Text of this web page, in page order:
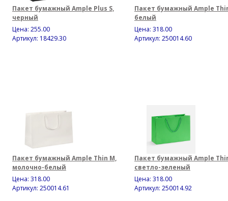
Пакет бумажный Ample Plus S,
черный
Цена: 255.00
Артикул: 18429.30
Пакет бумажный Ample
белый
Цена: 318.00
Артикул: 250014.60
Пакет бумажный Ample Thin M,
молочно-белый
Цена: 318.00
Артикул: 250014.61
Пакет бумажный Ample
светло-зеленый
Цена: 318.00
Артикул: 250014.92